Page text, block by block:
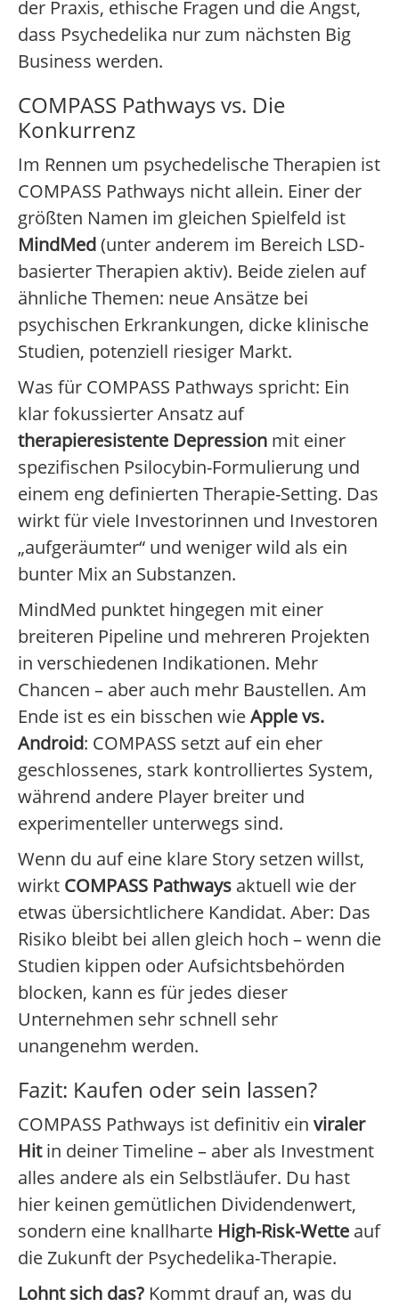
der Praxis, ethische Fragen und die Angst,
dass Psychedelika nur zum nächsten Big
Business werden.
COMPASS Pathways vs. Die
Konkurrenz
Im Rennen um psychedelische Therapien ist
COMPASS Pathways nicht allein. Einer der
größten Namen im gleichen Spielfeld ist
MindMed(unter anderem im Bereich LSD-
basierter Therapien aktiv). Beide zielen auf
ähnliche Themen: neue Ansätze bei
psychischen Erkrankungen, dicke klinische
Studien, potenziell riesiger Markt.
Was für COMPASS Pathways spricht: Ein
klar fokussierter Ansatz auf
therapieresistente Depression mit einer
spezifischen Psilocybin-Formulierung und
einem eng definierten Therapie-Setting. Das
wirkt für viele Investorinnen und Investoren
„aufgeräumter“ und weniger wild als ein
bunter Mix an Substanzen.
MindMed punktet hingegen mit einer
breiteren Pipeline und mehreren Projekten
in verschiedenen Indikationen. Mehr
Chancen – aber auch mehr Baustellen. Am
Ende ist es ein bisschen wieApple vs.
Android: COMPASS setzt auf ein eher
geschlossenes, stark kontrolliertes System,
während andere Player breiter und
experimenteller unterwegs sind.
Wenn du auf eine klare Story setzen willst,
wirkt COMPASS Pathways aktuell wie der
etwas übersichtlichere Kandidat. Aber: Das
Risiko bleibt bei allen gleich hoch – wenn die
Studien kippen oder Aufsichtsbehörden
blocken, kann es für jedes dieser
Unternehmen sehr schnell sehr
unangenehm werden.
Fazit: Kaufen oder sein lassen?
COMPASS Pathways ist definitiv ein viraler
Hitin deiner Timeline – aber als Investment
alles andere als ein Selbstläufer. Du hast
hier keinen gemütlichen Dividendenwert,
sondern eine knallharte High-Risk-Wette auf
die Zukunft der Psychedelika-Therapie.
Lohnt sich das? Kommt drauf an, was du